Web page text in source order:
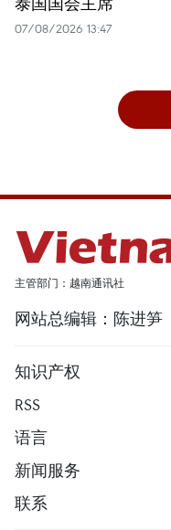
07/08/2026 13:47
主管部门：越南通讯社
网站总编辑：陈进笋
知识产权
RSS
语言
新闻服务
联系